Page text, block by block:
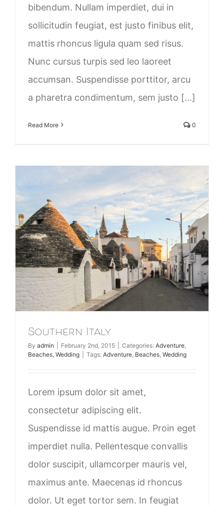
bibendum. Nullam imperdiet, dui in
sollicitudin feugiat, est justo finibus elit,
mattis rhoncus ligula quam sed risus.
Nunc cursus turpis sed leo laoreet
accumsan. Suspendisse porttitor, arcu
a pharetra condimentum, sem justo [...]
Read More 0
Southern Italy
By admin February 2nd, 2015 Categories: Adventure,
Beaches, Wedding Tags: Adventure, Beaches, Wedding
Lorem ipsum dolor sit amet,
consectetur adipiscing elit.
Suspendisse id mattis augue. Proin eget
imperdiet nulla. Pellentesque convallis
dolor suscipit, ullamcorper mauris vel,
maximus ante. Maecenas id rhoncus
dolor. Ut eget tortor sem. In feugiat